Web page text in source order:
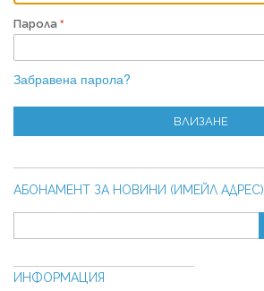
Парола
Забравена парола?
ВЛИЗАНЕ
АБОНАМЕНТ ЗА НОВИНИ (ИМЕЙЛ АДРЕС)
ИНФОРМАЦИЯ